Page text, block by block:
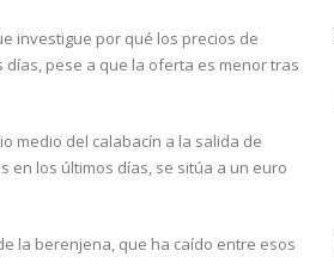
investigue por qué los precios de
pese a que la oferta es menor tras
medio del calabacín a la salida de
en los últimos días, se sitúa a un euro
la berenjena, que ha caído entre esos